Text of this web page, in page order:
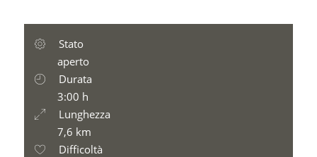
Stato
aperto
Durata
3:00 h
Lunghezza
7,6 km
Difficoltà